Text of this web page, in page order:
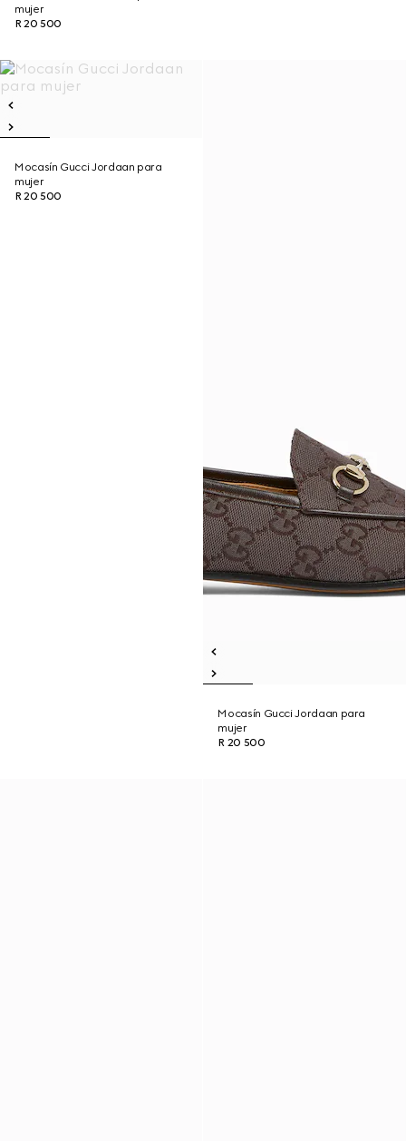
mujer
R 20 500
Mocasín Gucci Jordaan para
mujer
R 20 500
Mocasín Gucci Jordaan para
mujer
R 20 500